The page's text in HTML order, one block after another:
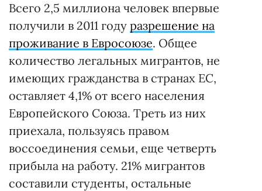
Всего 2,5 миллиона человек впервые
получили в 2011 году разрешение на
проживание в Евросоюзе. Общее
количество легальных мигрантов, не
имеющих гражданства в странах ЕС,
оставляет 4,1% от всего населения
Европейского Союза. Треть из них
приехала, пользуясь правом
воссоединения семьи, еще четверть
прибыла на работу. 21% мигрантов
составили студенты, остальные